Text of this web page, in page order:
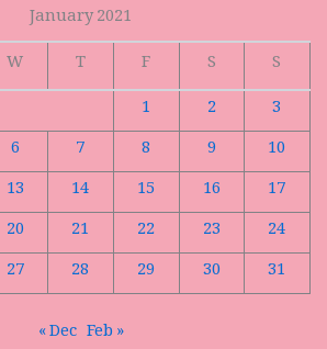
January 2021
W T F S
S
1
2
3
6 7 8 9
10
13 14 15 16
17
20 21 22 23
24
27 28 29 30 31
« Dec Feb »